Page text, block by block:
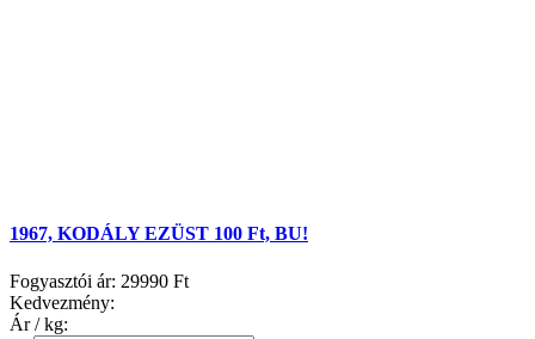
1967, KODÁLY EZÜST 100 Ft, BU!
Fogyasztói ár: 29990 Ft
Kedvezmény:
Ár / kg: